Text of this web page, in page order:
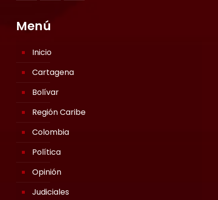
Menú
Inicio
Cartagena
Bolívar
Región Caribe
Colombia
Política
Opinión
Judiciales